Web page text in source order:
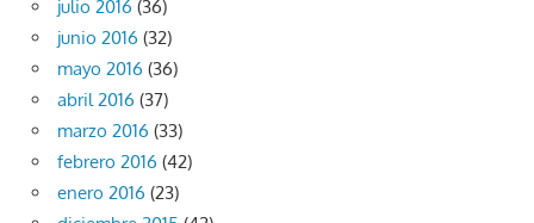
julio 2016 (36)
junio 2016 (32)
mayo 2016 (36)
abril 2016 (37)
marzo 2016 (33)
febrero 2016 (42)
enero 2016 (23)